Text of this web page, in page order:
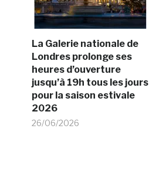
La Galerie nationale de
Londres prolonge ses
heures d’ouverture
jusqu’à 19h tous les jours
pour la saison estivale
2026
26/06/2026